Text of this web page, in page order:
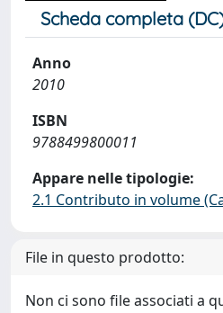
Scheda completa
Anno
2010
ISBN
9788499800011
Appare nelle tipologie:
2.1 Contributo in volume
File in questo prodotto:
Non ci sono file associati a